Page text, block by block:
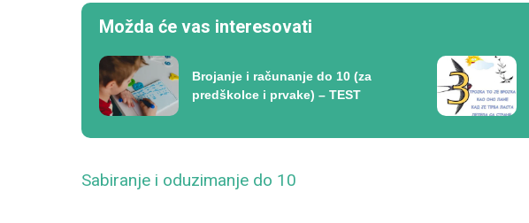
Možda će vas interesovati
Brojanje i računanje do 10 (za
predškolce i prvake) – TEST
Sabiranje i oduzimanje do 10